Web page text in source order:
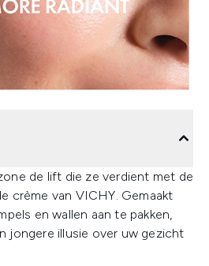
de lift die ze verdient met de
crème van VICHY. Gemaakt
en wallen aan te pakken,
jongere illusie over uw gezicht